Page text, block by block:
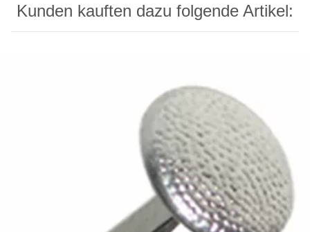
Kunden kauften dazu folgende Artikel: